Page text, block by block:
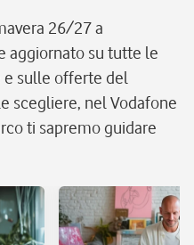
26/27 a
aggiornato su tutte le
e sulle offerte del
scegliere, nel Vodafone
ti sapremo guidare